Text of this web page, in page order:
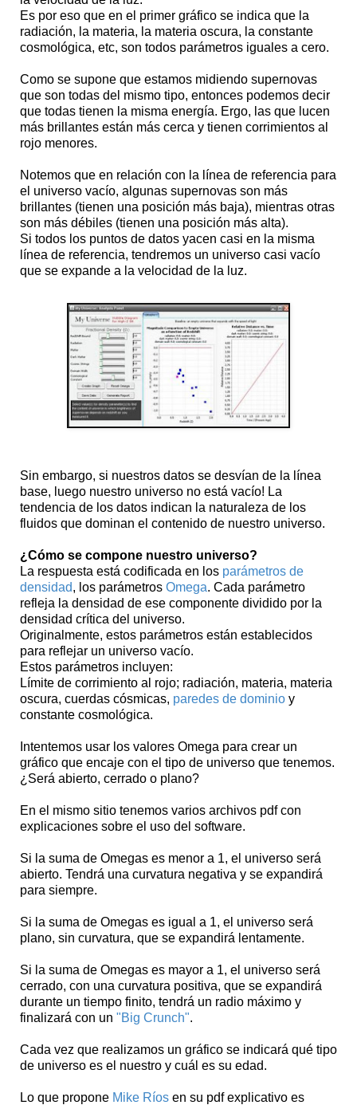
Es por eso que en el primer gráfico se indica que la
radiación, la materia, la materia oscura, la constante
cosmológica, etc, son todos parámetros iguales a cero.
Como se supone que estamos midiendo supernovas
que son todas del mismo tipo, entonces podemos decir
que todas tienen la misma energía. Ergo, las que lucen
más brillantes están más cerca y tienen corrimientos al
rojo menores.
Notemos que en relación con la línea de referencia para
el universo vacío, algunas supernovas son más
brillantes (tienen una posición más baja), mientras otras
son más débiles (tienen una posición más alta).
Si todos los puntos de datos yacen casi en la misma
línea de referencia, tendremos un universo casi vacío
que se expande a la velocidad de la luz.
Sin embargo, si nuestros datos se desvían de la línea
base, luego nuestro universo no está vacío! La
tendencia de los datos indican la naturaleza de los
fluidos que dominan el contenido de nuestro universo.
¿Cómo se compone nuestro universo?
La respuesta está codificada en los parámetros de
densidad, los parámetros Omega. Cada parámetro
refleja la densidad de ese componente dividido por la
densidad crítica del universo.
Originalmente, estos parámetros están establecidos
para reflejar un universo vacío.
Estos parámetros incluyen:
Límite de corrimiento al rojo; radiación, materia, materia
oscura, cuerdas cósmicas, paredes de dominio y
constante cosmológica.
Intentemos usar los valores Omega para crear un
gráfico que encaje con el tipo de universo que tenemos.
¿Será abierto, cerrado o plano?
En el mismo sitio tenemos varios archivos pdf con
explicaciones sobre el uso del software.
Si la suma de Omegas es menor a 1, el universo será
abierto. Tendrá una curvatura negativa y se expandirá
para siempre.
Si la suma de Omegas es igual a 1, el universo será
plano, sin curvatura, que se expandirá lentamente.
Si la suma de Omegas es mayor a 1, el universo será
cerrado, con una curvatura positiva, que se expandirá
durante un tiempo finito, tendrá un radio máximo y
finalizará con un "Big Crunch".
Cada vez que realizamos un gráfico se indicará qué tipo
de universo es el nuestro y cuál es su edad.
Lo que propone Mike Ríos en su pdf explicativo es